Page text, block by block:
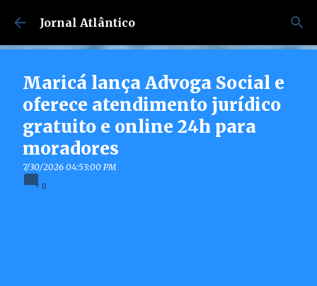
Pular para o conteúdo principal
Jornal Atlântico
Maricá lança Advoga Social e
oferece atendimento jurídico
gratuito e online 24h para
moradores
7/30/2026 04:53:00 PM
0